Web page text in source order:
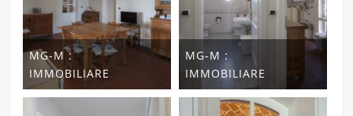
MG-M :
IMMOBILIARE
MG-M :
IMMOBILIARE